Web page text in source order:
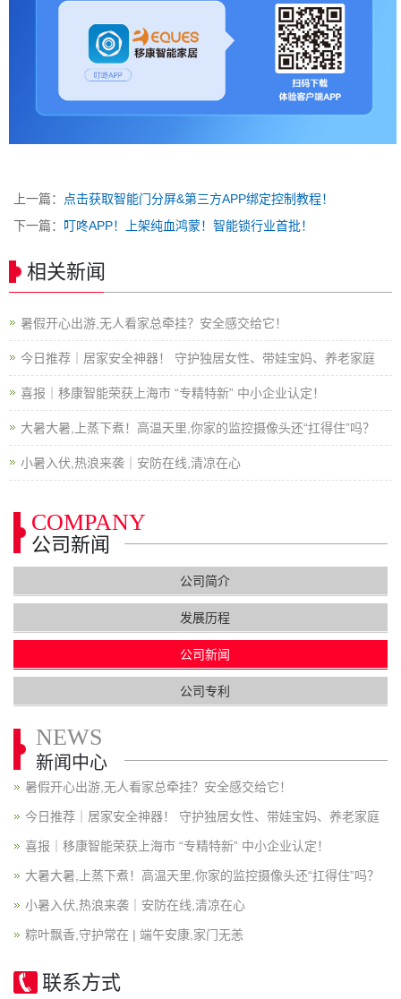
上一篇： 点击获取智能门分屏&第三方APP绑定控制教程！
下一篇： 叮咚APP！上架纯血鸿蒙！智能锁行业首批！
相关新闻
暑假开心出游,无人看家总牵挂？安全感交给它！
今日推荐｜居家安全神器！ 守护独居女性、带娃宝妈、养老家庭
喜报｜移康智能荣获上海市 “专精特新” 中小企业认定！
大暑大暑,上蒸下煮！高温天里,你家的监控摄像头还“扛得住”吗？
小暑入伏,热浪来袭｜安防在线,清凉在心
COMPANY
公司新闻
公司简介
发展历程
公司新闻
公司专利
NEWS
新闻中心
暑假开心出游,无人看家总牵挂？安全感交给它！
今日推荐｜居家安全神器！ 守护独居女性、带娃宝妈、养老家庭
喜报｜移康智能荣获上海市 “专精特新” 中小企业认定！
大暑大暑,上蒸下煮！高温天里,你家的监控摄像头还“扛得住”吗？
小暑入伏,热浪来袭｜安防在线,清凉在心
粽叶飘香,守护常在 | 端午安康,家门无恙
联系方式